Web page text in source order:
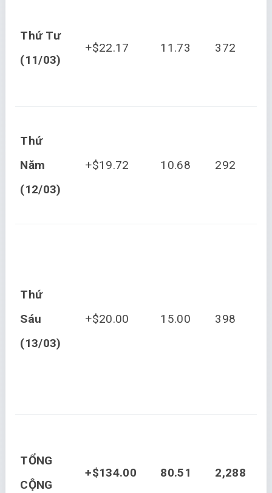
Thứ Tư
(11/03)
+$22.17 11.73 372
Thứ
Năm
(12/03)
+$19.72 10.68 292
Thứ
Sáu
(13/03)
+$20.00 15.00 398
TỔNG
CỘNG
+$134.00 80.51 2,288